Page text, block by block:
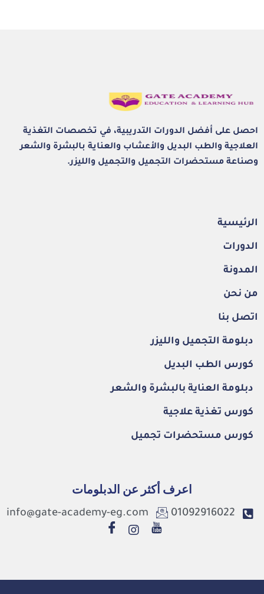
احصل على أفضل الدورات التدريبية، في تخصصات التغذية
العلاجية والطب البديل والأعشاب والعناية بالبشرة والشعر
وصناعة مستحضرات التجميل والتجميل والليزر.
الرئيسية
الدورات
المدونة
من نحن
اتصل بنا
دبلومة التجميل والليزر
كورس الطب البديل
دبلومة العناية بالبشرة والشعر
كورس تغذية علاجية
كورس مستحضرات تجميل
اعرف أكثر عن الدبلومات
01092916022
info@gate-academy-eg.com